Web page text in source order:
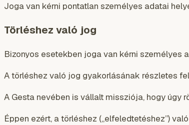
Joga van kérni pontatlan személyes adatai
Törléshez való jog
Bizonyos esetekben joga van kérni személyes
A törléshez való jog gyakorlásának részletes
A Gesta nevében is vállalt missziója, hogy úgy
Éppen ezért, a törléshez („elfeledtetéshez”)